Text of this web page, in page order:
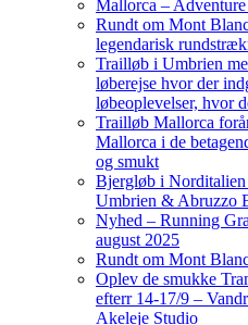
Mallorca –
Rundt om Mont
legendarisk
Trailløb i Umbrien
løberejse hvor der
løbeoplevelser, hvor
Trailløb Mallorca
Mallorca i de
og smukt
Bjergløb i
Umbrien & Abruzzo
Nyhed – Running
august 2025
Rundt om Mont
Oplev de smukke
efterr 14-17/9 –
Akeleje Studio